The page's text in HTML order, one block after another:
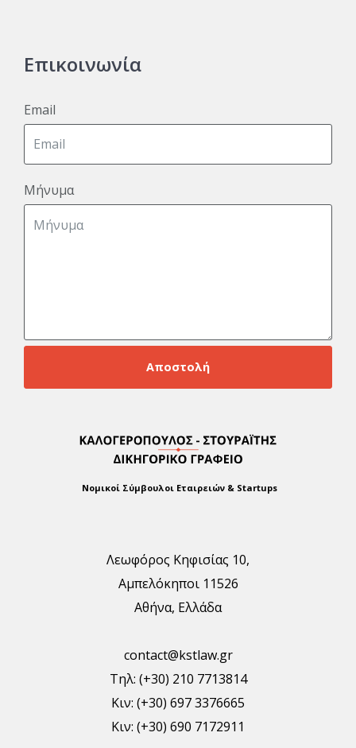
Νομικοί Σύμβουλοι Εταιρειών & Startups
Λεωφόρος Κηφισίας 10,
Αμπελόκηποι 11526
Αθήνα, Ελλάδα
contact@kstlaw.gr
Τηλ: (+30) 210 7713814
Κιν: (+30) 697 3376665
Κιν: (+30) 690 7172911
Επικοινωνία
Email
Μήνυμα
Αποστολή